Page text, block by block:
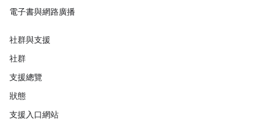
電子書與網路廣播
社群與支援
社群
支援總覽
狀態
支援入口網站